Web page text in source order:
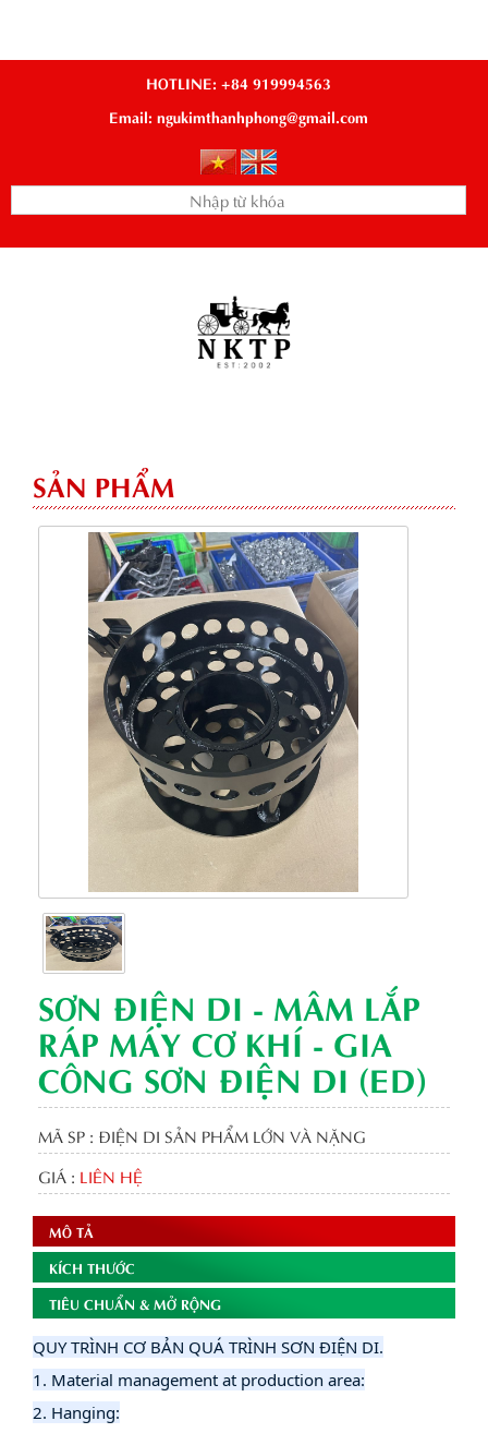
HOTLINE: +84 919994563
Email: ngukimthanhphong@gmail.com
SẢN PHẨM
SƠN ĐIỆN DI - MÂM LẮP
RÁP MÁY CƠ KHÍ - GIA
CÔNG SƠN ĐIỆN DI (ED)
MÃ SP : ĐIỆN DI SẢN PHẨM LỚN VÀ NẶNG
GIÁ : LIÊN HỆ
MÔ TẢ
KÍCH THƯỚC
TIÊU CHUẨN & MỞ RỘNG
QUY TRÌNH CƠ BẢN QUÁ TRÌNH SƠN ĐIỆN DI.
1. Material management at production area:
2. Hanging: